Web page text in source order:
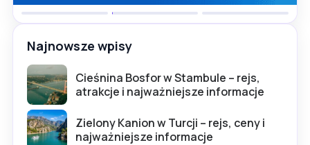
Najnowsze wpisy
Cieśnina Bosfor w Stambule – rejs,
atrakcje i najważniejsze informacje
Zielony Kanion w Turcji – rejs, ceny i
najważniejsze informacje